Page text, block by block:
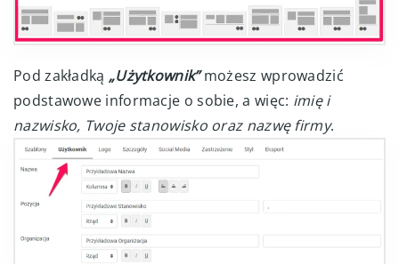
Pod zakładką „Użytkownik”możesz wprowadzić
podstawowe informacje o sobie, a więc: imię i
nazwisko, Twoje stanowisko oraz nazwę firmy.